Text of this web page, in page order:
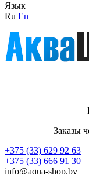
Язык
Ru En
Заказы
+375 (33) 629 92 63
+375 (33) 666 91 30
info@aqua-shop.by